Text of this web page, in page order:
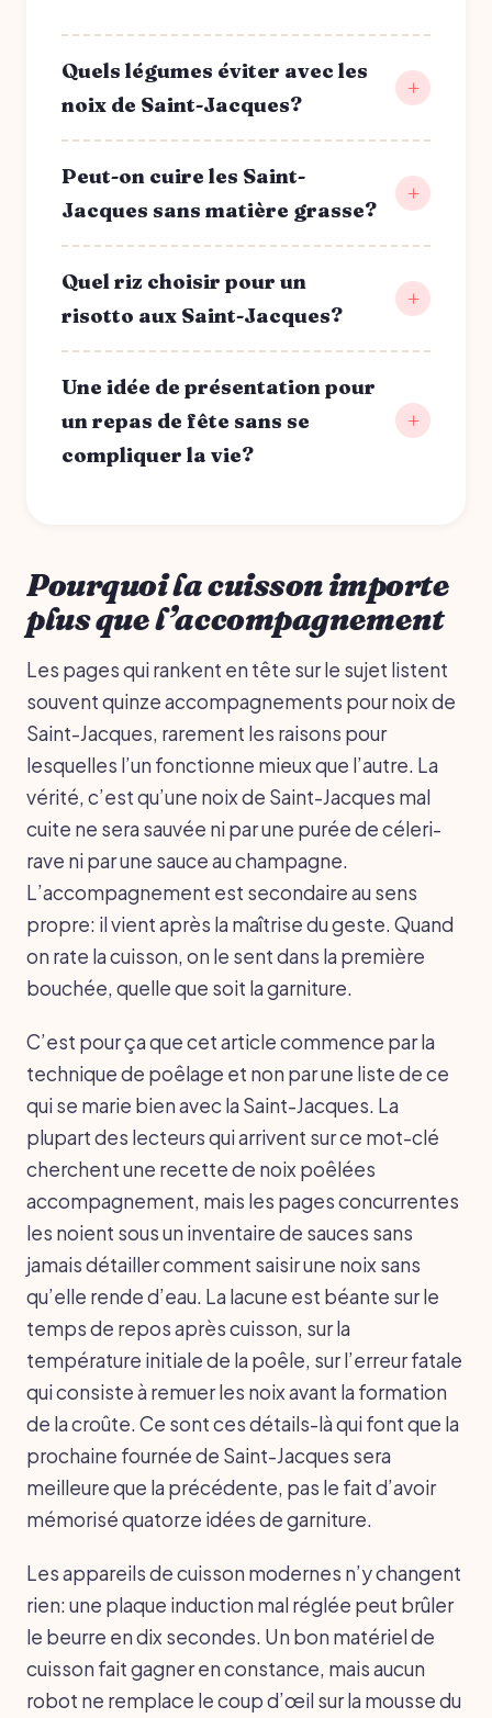
Quels légumes éviter avec les
noix de Saint-Jacques?
Peut-on cuire les Saint-
Jacques sans matière grasse?
Quel riz choisir pour un
risotto aux Saint-Jacques?
Une idée de présentation pour
un repas de fête sans se
compliquer la vie?
Pourquoi la cuisson importe
plus que l’accompagnement
Les pages qui rankent en tête sur le sujet listent
souvent quinze accompagnements pour noix de
Saint-Jacques, rarement les raisons pour
lesquelles l’un fonctionne mieux que l’autre. La
vérité, c’est qu’une noix de Saint-Jacques mal
cuite ne sera sauvée ni par une purée de céleri-
rave ni par une sauce au champagne.
L’accompagnement est secondaire au sens
propre: il vient après la maîtrise du geste. Quand
on rate la cuisson, on le sent dans la première
bouchée, quelle que soit la garniture.
C’est pour ça que cet article commence par la
technique de poêlage et non par une liste de ce
qui se marie bien avec la Saint-Jacques. La
plupart des lecteurs qui arrivent sur ce mot-clé
cherchent une recette de noix poêlées
accompagnement, mais les pages concurrentes
les noient sous un inventaire de sauces sans
jamais détailler comment saisir une noix sans
qu’elle rende d’eau. La lacune est béante sur le
temps de repos après cuisson, sur la
température initiale de la poêle, sur l’erreur fatale
qui consiste à remuer les noix avant la formation
de la croûte. Ce sont ces détails-là qui font que la
prochaine fournée de Saint-Jacques sera
meilleure que la précédente, pas le fait d’avoir
mémorisé quatorze idées de garniture.
Les appareils de cuisson modernes n’y changent
rien: une plaque induction mal réglée peut brûler
le beurre en dix secondes. Un bon matériel de
cuisson fait gagner en constance, mais aucun
robot ne remplace le coup d’œil sur la mousse du